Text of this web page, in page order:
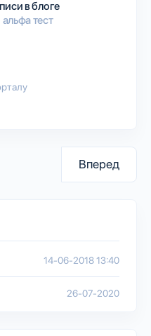
в блоге
тест
Вперед
14-06-2018 13:40
26-07-2020